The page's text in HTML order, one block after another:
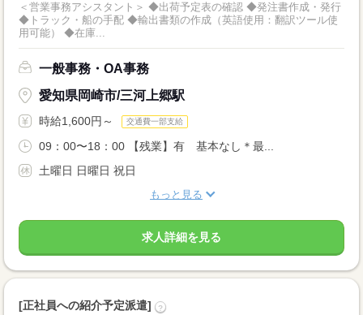
＜営業事務アシスタント＞ ◆出荷予定表の確認 ◆発注書作成・発行
◆トラック・船の手配 ◆輸出書類の作成（英語使用：翻訳ツール使
用可能） ◆在庫...
一般事務・OA事務
愛知県岡崎市/三河上郷駅
時給1,600円～ 交通費一部支給
09：00〜18：00 【残業】有 基本なし＊最...
土曜日 日曜日 祝日
もっと見る
求人詳細を見る
[正社員への紹介予定派遣] ?